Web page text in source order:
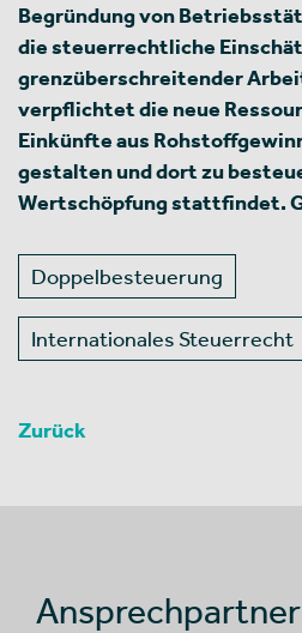
Begründung von
die steuerrechtliche
grenzüberschreitender
verpflichtet die neue
Einkünfte aus
gestalten und dort zu
Wertschöpfung stattfindet.
Doppelbesteuerung
Internationales Steuerrecht
Zurück
Ansprechpartner